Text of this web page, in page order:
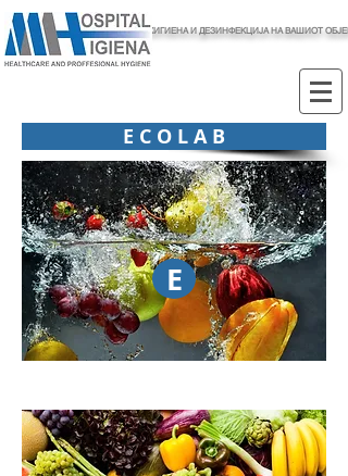
ХИГИЕНА И ДЕЗИНФЕКЦИЈА НА ВАШИОТ
E C O L A B
E